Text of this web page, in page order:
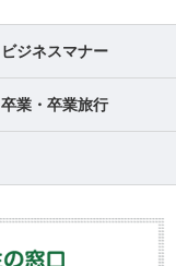
ビジネスマナー
卒業・卒業旅行